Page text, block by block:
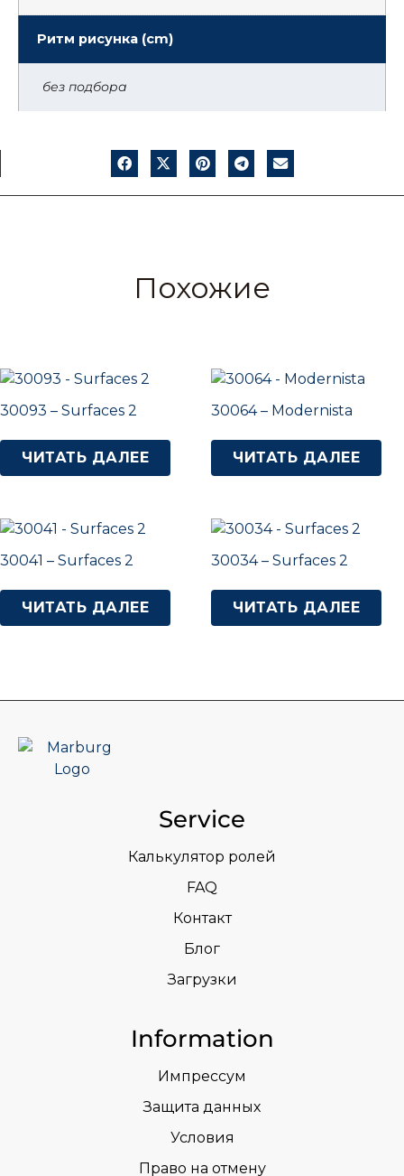
Ритм рисунка (cm)
без подбора
Похожие
30093 – Surfaces 2
ЧИТАТЬ ДАЛЕЕ
30064 – Modernista
ЧИТАТЬ ДАЛЕЕ
30041 – Surfaces 2
ЧИТАТЬ ДАЛЕЕ
30034 – Surfaces 2
ЧИТАТЬ ДАЛЕЕ
Service
Калькулятор ролей
FAQ
Контакт
Блог
Загрузки
Information
Импрессум
Защита данных
Условия
Право на отмену